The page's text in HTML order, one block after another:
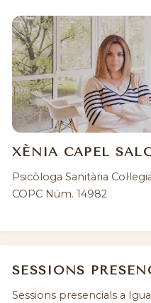
XÈNIA CAPEL
Psicòloga Sanitària
COPC Núm. 14982
SESSIONS
Sessions presencials a